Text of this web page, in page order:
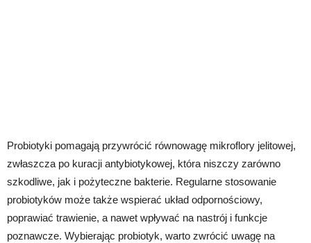
Probiotyki pomagają przywrócić równowagę mikroflory jelitowej,
zwłaszcza po kuracji antybiotykowej, która niszczy zarówno
szkodliwe, jak i pożyteczne bakterie. Regularne stosowanie
probiotyków może także wspierać układ odpornościowy,
poprawiać trawienie, a nawet wpływać na nastrój i funkcje
poznawcze. Wybierając probiotyk, warto zwrócić uwagę na